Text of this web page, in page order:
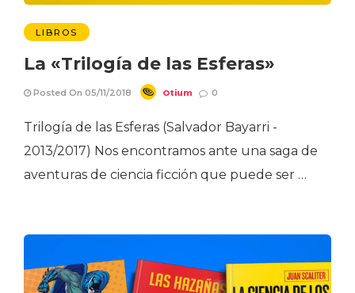
LIBROS
La «Trilogía de las Esferas»
Posted On 05/11/2018 Otium 0
Trilogía de las Esferas (Salvador Bayarri -
2013/2017) Nos encontramos ante una saga de
aventuras de ciencia ficción que puede ser …